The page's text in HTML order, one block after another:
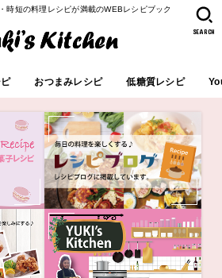
時短の料理レシピが満載のWEBレシピブック
おつまみレシピ 低糖質レシピ
SEARCH